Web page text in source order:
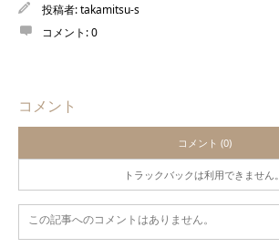
投稿者:takamitsu-s
コメント:0
コメント
コメント (0)
トラックバックは利用できません。
この記事へのコメントはありません。